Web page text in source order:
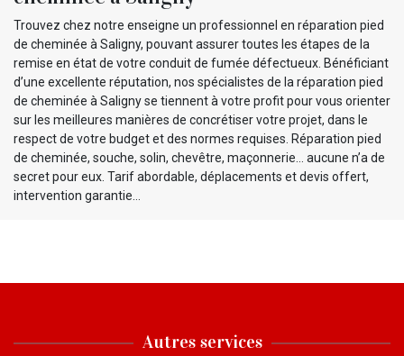
Trouvez chez notre enseigne un professionnel en réparation pied
de cheminée à Saligny, pouvant assurer toutes les étapes de la
remise en état de votre conduit de fumée défectueux. Bénéficiant
d’une excellente réputation, nos spécialistes de la réparation pied
de cheminée à Saligny se tiennent à votre profit pour vous orienter
sur les meilleures manières de concrétiser votre projet, dans le
respect de votre budget et des normes requises. Réparation pied
de cheminée, souche, solin, chevêtre, maçonnerie… aucune n’a de
secret pour eux. Tarif abordable, déplacements et devis offert,
intervention garantie…
Autres services